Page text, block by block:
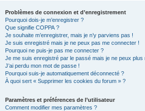
Problèmes de connexion et d’enregistrement
Pourquoi dois-je m’enregistrer ?
Que signifie COPPA ?
Je souhaite m’enregistrer, mais je n’y parviens pas !
Je suis enregistré mais je ne peux pas me connecter !
Pourquoi ne puis-je pas me connecter ?
Je me suis enregistré par le passé mais je ne peux plus
J’ai perdu mon mot de passe !
Pourquoi suis-je automatiquement déconnecté ?
À quoi sert « Supprimer les cookies du forum » ?
Paramètres et préférences de l’utilisateur
Comment modifier mes paramètres ?